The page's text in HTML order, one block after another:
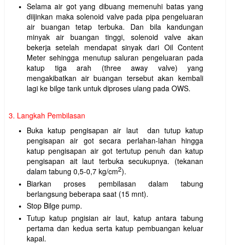
Selama air got yang dibuang memenuhi batas yang
diijinkan maka solenoid valve pada pipa pengeluaran
air buangan tetap terbuka. Dan bila kandungan
minyak air buangan tinggi, solenoid valve akan
bekerja setelah mendapat sinyak dari Oil Content
Meter sehingga menutup saluran pengeluaran pada
katup tiga arah (three away valve) yang
mengakibatkan air buangan tersebut akan kembali
lagi ke bilge tank untuk diproses ulang pada OWS.
3. Langkah Pembilasan
Buka katup pengisapan air laut dan tutup katup
pengisapan air got secara perlahan-lahan hingga
katup pengisapan air got tertutup penuh dan katup
pengisapan ait laut terbuka secukupnya. (tekanan
dalam tabung 0,5-0,7 kg/cm2).
Biarkan proses pembilasan dalam tabung
berlangsung beberapa saat (15 mnt).
Stop Bilge pump.
Tutup katup pngisian air laut, katup antara tabung
pertama dan kedua serta katup pembuangan keluar
kapal.